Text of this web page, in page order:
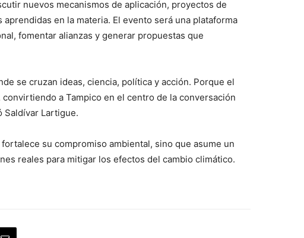
nuevos mecanismos de aplicación, proyectos de
en la materia. El evento será una plataforma
fomentar alianzas y generar propuestas que
se cruzan ideas, ciencia, política y acción. Porque el
a Tampico en el centro de la conversación
Saldívar Lartigue.
su compromiso ambiental, sino que asume un
reales para mitigar los efectos del cambio climático.